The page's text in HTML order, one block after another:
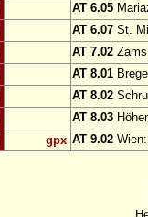
AT 6.05
AT 6.07 St.
AT 7.02 Zams
AT 8.01
AT 8.02
AT 8.03
gpx AT 9.02